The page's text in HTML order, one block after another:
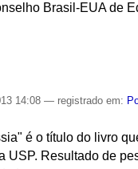
Brasil-EUA de
14:08— registrado em:
é o título do livro
USP. Resultado de